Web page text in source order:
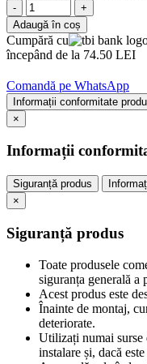
-
+
Adaugă în coș
Cumpără cu
începând de la 74.50 LEI
Comandă pe WhatsApp
Informații conformitate
×
Informații
Siguranță produs
×
Siguranță produs
Toate produsele
siguranța generală a
Acest produs este
Înainte de montaj,
deteriorate.
Utilizați numai surse
instalare și, dacă